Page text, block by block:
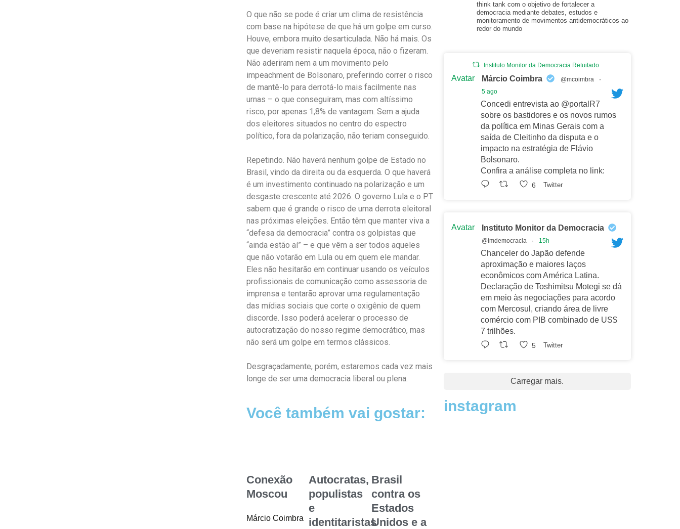
O que não se pode é criar um clima de resistência
com base na hipótese de que há um golpe em curso.
Houve, embora muito desarticulada. Não há mais. Os
que deveriam resistir naquela época, não o fizeram.
Não aderiram nem a um movimento pelo
impeachment de Bolsonaro, preferindo correr o risco
de mantê-lo para derrotá-lo mais facilmente nas
urnas – o que conseguiram, mas com altíssimo
risco, por apenas 1,8% de vantagem. Sem a ajuda
dos eleitores situados no centro do espectro
político, fora da polarização, não teriam conseguido.
Repetindo. Não haverá nenhum golpe de Estado no
Brasil, vindo da direita ou da esquerda. O que haverá
é um investimento continuado na polarização e um
desgaste crescente até 2026. O governo Lula e o PT
sabem que é grande o risco de uma derrota eleitoral
nas próximas eleições. Então têm que manter viva a
“defesa da democracia” contra os golpistas que
“ainda estão aí” – e que vêm a ser todos aqueles
que não votarão em Lula ou em quem ele mandar.
Eles não hesitarão em continuar usando os veículos
profissionais de comunicação como assessoria de
imprensa e tentarão aprovar uma regulamentação
das mídias sociais que corte o oxigênio de quem
discorde. Isso poderá acelerar o processo de
autocratização do nosso regime democrático, mas
não será um golpe em termos clássicos.
Desgraçadamente, porém, estaremos cada vez mais
longe de ser uma democracia liberal ou plena.
Você também vai gostar:
Conexão
Moscou
Márcio Coimbra
Autocratas,
populistas
e
identitaristas
Brasil
contra os
Estados
Unidos e a
think tank com o objetivo de fortalecer a
democracia mediante debates, estudos e
monitoramento de movimentos antidemocráticos ao
redor do mundo
Instituto Monitor da Democracia Retuitado
Avatar Márcio Coimbra @mcoimbra
·
5 ago
Concedi entrevista ao @portalR7
sobre os bastidores e os novos rumos
da política em Minas Gerais com a
saída de Cleitinho da disputa e o
impacto na estratégia de Flávio
Bolsonaro.
Confira a análise completa no link:
6 Twitter
Avatar Instituto Monitor da Democracia
@imdemocracia · 15h
Chanceler do Japão defende
aproximação e maiores laços
econômicos com América Latina.
Declaração de Toshimitsu Motegi se dá
em meio às negociações para acordo
com Mercosul, criando área de livre
comércio com PIB combinado de US$
7 trilhões.
5 Twitter
Carregar mais.
instagram